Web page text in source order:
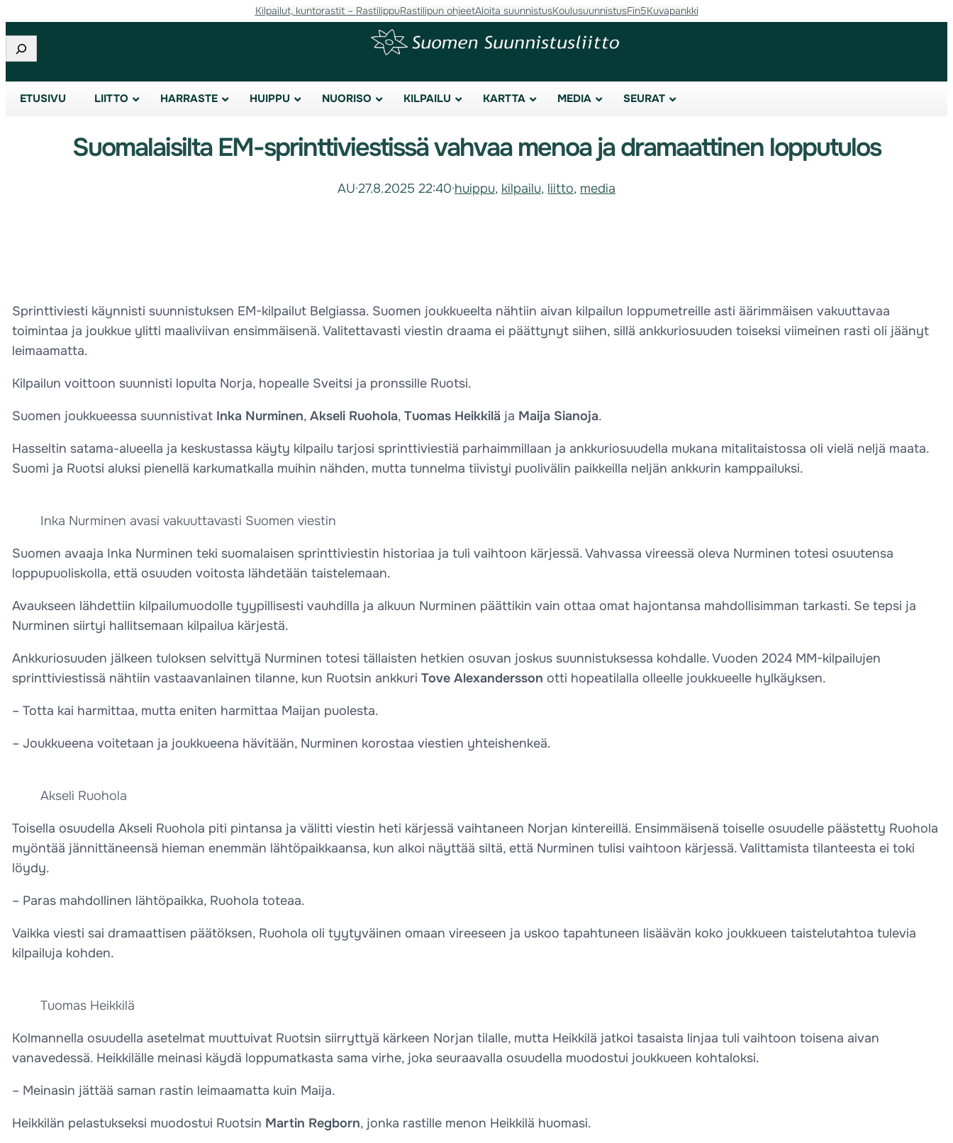
Kilpailut, kuntorastit – RastilippuRastilipun ohjeetAloita suunnistusKoulusuunnistusFin5Kuvapankki
Etsi
ETUSIVU LIITTO HARRASTE HUIPPU NUORISO KILPAILU KARTTA MEDIA SEURAT
Suomalaisilta EM-sprinttiviestissä vahvaa menoa ja dramaattinen lopputulos
AU·27.8.2025 22:40·huippu, kilpailu, liitto, media
Sprinttiviesti käynnisti suunnistuksen EM-kilpailut Belgiassa. Suomen joukkueelta nähtiin aivan kilpailun loppumetreille asti äärimmäisen vakuuttavaa
toimintaa ja joukkue ylitti maaliviivan ensimmäisenä. Valitettavasti viestin draama ei päättynyt siihen, sillä ankkuriosuuden toiseksi viimeinen rasti oli jäänyt
leimaamatta.
Kilpailun voittoon suunnisti lopulta Norja, hopealle Sveitsi ja pronssille Ruotsi.
Suomen joukkueessa suunnistivat Inka Nurminen, Akseli Ruohola, Tuomas Heikkilä ja Maija Sianoja.
Hasseltin satama-alueella ja keskustassa käyty kilpailu tarjosi sprinttiviestiä parhaimmillaan ja ankkuriosuudella mukana mitalitaistossa oli vielä neljä maata.
Suomi ja Ruotsi aluksi pienellä karkumatkalla muihin nähden, mutta tunnelma tiivistyi puolivälin paikkeilla neljän ankkurin kamppailuksi.
Inka Nurminen avasi vakuuttavasti Suomen viestin
Suomen avaaja Inka Nurminen teki suomalaisen sprinttiviestin historiaa ja tuli vaihtoon kärjessä. Vahvassa vireessä oleva Nurminen totesi osuutensa
loppupuoliskolla, että osuuden voitosta lähdetään taistelemaan.
Avaukseen lähdettiin kilpailumuodolle tyypillisesti vauhdilla ja alkuun Nurminen päättikin vain ottaa omat hajontansa mahdollisimman tarkasti. Se tepsi ja
Nurminen siirtyi hallitsemaan kilpailua kärjestä.
Ankkuriosuuden jälkeen tuloksen selvittyä Nurminen totesi tällaisten hetkien osuvan joskus suunnistuksessa kohdalle. Vuoden 2024 MM-kilpailujen
sprinttiviestissä nähtiin vastaavanlainen tilanne, kun Ruotsin ankkuri Tove Alexandersson otti hopeatilalla olleelle joukkueelle hylkäyksen.
– Totta kai harmittaa, mutta eniten harmittaa Maijan puolesta.
– Joukkueena voitetaan ja joukkueena hävitään, Nurminen korostaa viestien yhteishenkeä.
Akseli Ruohola
Toisella osuudella Akseli Ruohola piti pintansa ja välitti viestin heti kärjessä vaihtaneen Norjan kintereillä. Ensimmäisenä toiselle osuudelle päästetty Ruohola
myöntää jännittäneensä hieman enemmän lähtöpaikkaansa, kun alkoi näyttää siltä, että Nurminen tulisi vaihtoon kärjessä. Valittamista tilanteesta ei toki
löydy.
– Paras mahdollinen lähtöpaikka, Ruohola toteaa.
Vaikka viesti sai dramaattisen päätöksen, Ruohola oli tyytyväinen omaan vireeseen ja uskoo tapahtuneen lisäävän koko joukkueen taistelutahtoa tulevia
kilpailuja kohden.
Tuomas Heikkilä
Kolmannella osuudella asetelmat muuttuivat Ruotsin siirryttyä kärkeen Norjan tilalle, mutta Heikkilä jatkoi tasaista linjaa tuli vaihtoon toisena aivan
vanavedessä. Heikkilälle meinasi käydä loppumatkasta sama virhe, joka seuraavalla osuudella muodostui joukkueen kohtaloksi.
– Meinasin jättää saman rastin leimaamatta kuin Maija.
Heikkilän pelastukseksi muodostui Ruotsin Martin Regborn, jonka rastille menon Heikkilä huomasi.